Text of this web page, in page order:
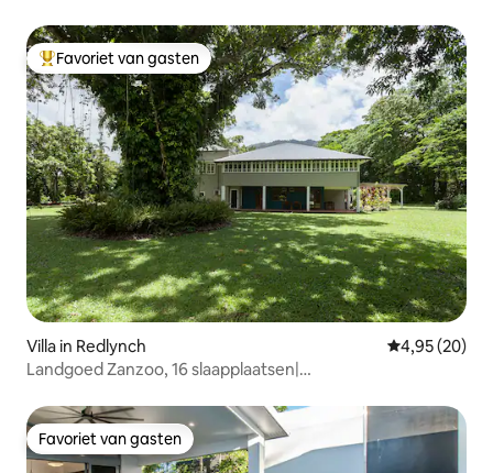
Topfavoriet van gasten
Favoriet van gasten
Villa in Redlynch Gemiddelde
4,95 (20)
Landgoed Zanzoo, 16 slaapplaatsen|
Favoriet van gasten
Favoriet van gasten